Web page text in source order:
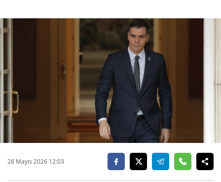
28 Mayıs 2026 12:03